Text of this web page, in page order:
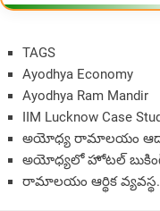
TAGS
Ayodhya Economy
Ayodhya Ram Mandir
IIM Lucknow Case
అయోధ్య రామాలయం
అయోధ్యలో హోటల్
రామాలయం ఆర్థిక వ్యవస్థ.